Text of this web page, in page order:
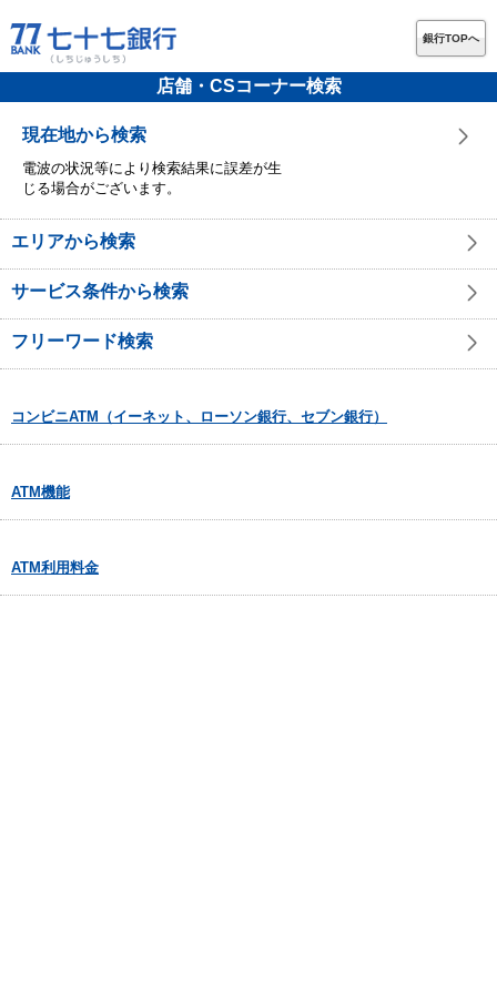
銀行TOPへ
店舗・CSコーナー検索
現在地から検索
電波の状況等により検索結果に誤差が生
じる場合がございます。
エリアから検索
サービス条件から検索
フリーワード検索
コンビニATM（イーネット、ローソン銀行、セブン銀行）
ATM機能
ATM利用料金